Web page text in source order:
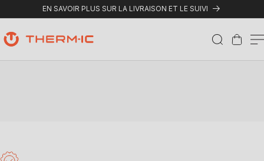
Ignorer et passer au contenu
EN SAVOIR PLUS SUR LA LIVRAISON ET LE SUIVI
Panier